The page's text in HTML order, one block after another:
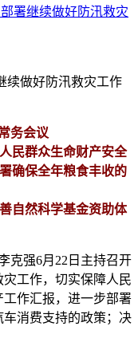
署继续做好防汛救灾
续做好防汛救灾工作
务会议
民群众生命财产安全
确保全年粮食丰收的
自然科学基金资助体
强6月22日主持召开
工作，切实保障人民
作汇报，进一步部署
消费支持的政策；决